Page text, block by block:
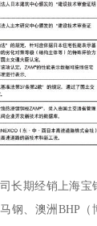
长期经销上海
钢、澳洲BHP